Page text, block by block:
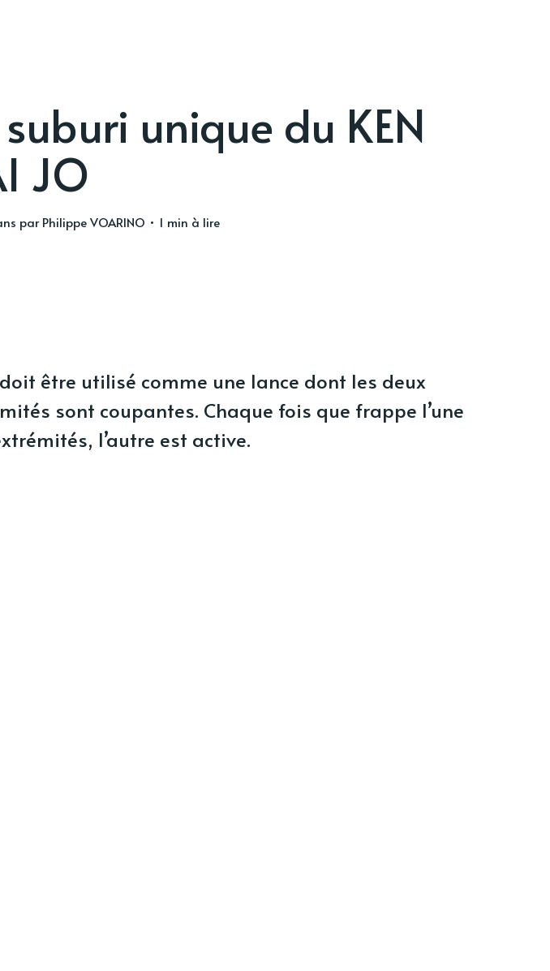
suburi unique du KEN
JO
parPhilippe VOARINO • 1 min à lire
être utilisé comme une lance dont les deux
sont coupantes. Chaque fois que frappe l’une
l’autre est active.